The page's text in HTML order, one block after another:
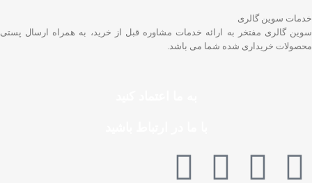
خدمات سوین گالری
سوین گالری مفتخر به ارائه خدمات مشاوره قبل از خرید، به همراه ارسال پستی
محصولات خریداری شده شما می باشد.